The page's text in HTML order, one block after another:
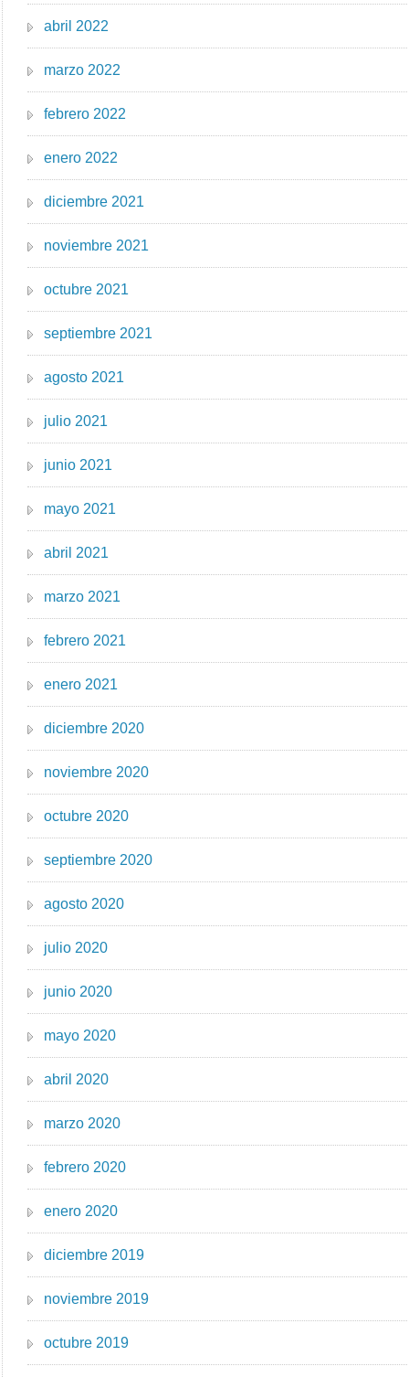
abril 2022
marzo 2022
febrero 2022
enero 2022
diciembre 2021
noviembre 2021
octubre 2021
septiembre 2021
agosto 2021
julio 2021
junio 2021
mayo 2021
abril 2021
marzo 2021
febrero 2021
enero 2021
diciembre 2020
noviembre 2020
octubre 2020
septiembre 2020
agosto 2020
julio 2020
junio 2020
mayo 2020
abril 2020
marzo 2020
febrero 2020
enero 2020
diciembre 2019
noviembre 2019
octubre 2019